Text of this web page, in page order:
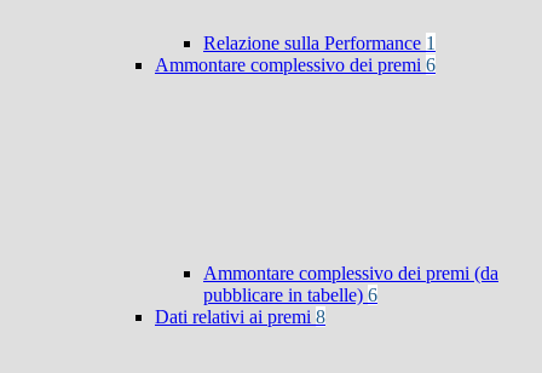
Relazione sulla Performance 1
Ammontare complessivo dei premi 6
Ammontare complessivo dei premi (da
pubblicare in tabelle) 6
Dati relativi ai premi 8